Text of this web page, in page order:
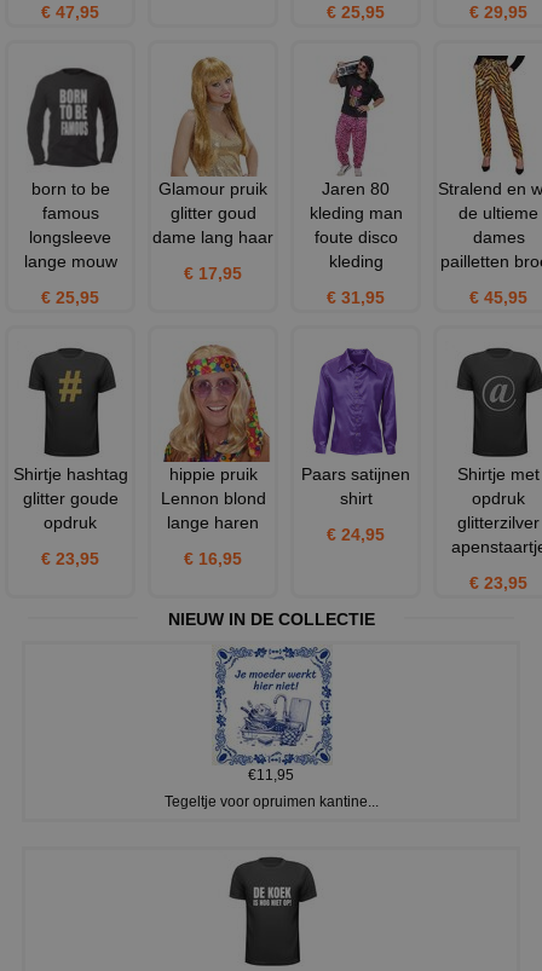
€ 47,95
€ 25,95
€ 29,95
born to be
famous
longsleeve
lange mouw
€ 25,95
Glamour pruik
glitter goud
dame lang haar
€ 17,95
Jaren 80
kleding man
foute disco
kleding
€ 31,95
Stralend en
de ultieme
dames
pailletten
€ 45,95
Shirtje hashtag
glitter goude
opdruk
€ 23,95
hippie pruik
Lennon blond
lange haren
€ 16,95
Paars satijnen
shirt
€ 24,95
Shirtje met
opdruk
glitterzilver
€ 23,95
NIEUW IN DE COLLECTIE
€11,95
Tegeltje voor opruimen kantine...